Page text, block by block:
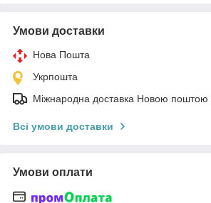
Умови доставки
Нова Пошта
Укрпошта
Міжнародна доставка Новою поштою
Всі умови доставки
Умови оплати